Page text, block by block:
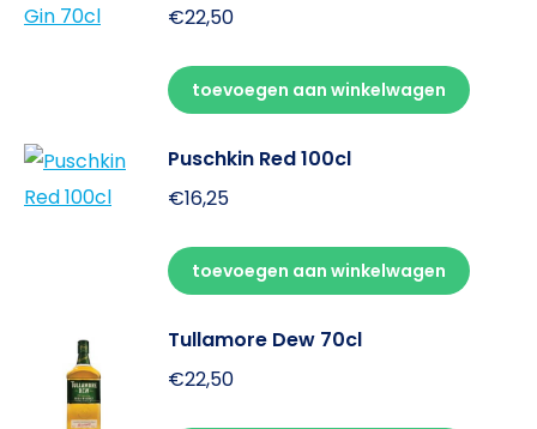
€22,50
toevoegen aan winkelwagen
Puschkin Red 100cl
€16,25
toevoegen aan winkelwagen
Tullamore Dew 70cl
€22,50